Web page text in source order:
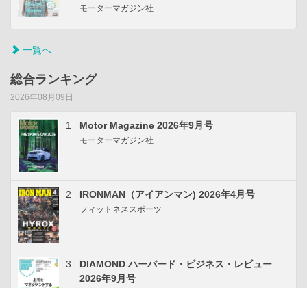
モーターマガジン社
一覧へ
総合ランキング
2026年08月09日
1 Motor Magazine 2026年9月号
モーターマガジン社
2 IRONMAN（アイアンマン) 2026年4月号
フィットネススポーツ
3
DIAMOND ハーバード・ビジネス・レビュー
2026年9月号